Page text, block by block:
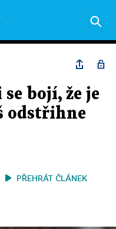
bojí, že je
odstřihne
PŘEHRÁT ČLÁNEK